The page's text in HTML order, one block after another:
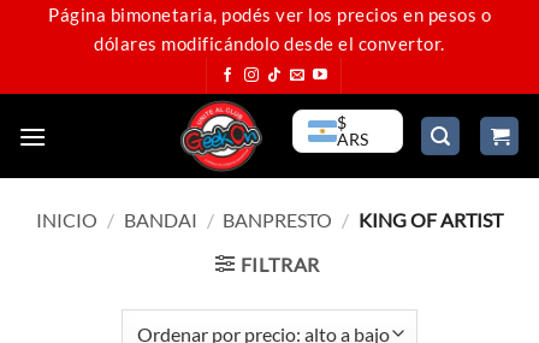
Página bimonetaria, podés ver los precios en pesos o
dólares modificándolo desde el convertor.
$
ARS
INICIO / BANDAI / BANPRESTO / KING OF ARTIST
FILTRAR